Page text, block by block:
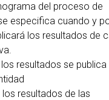
del proceso de
especifica cuando y
los resultados de
resultados se publica
los resultados de las